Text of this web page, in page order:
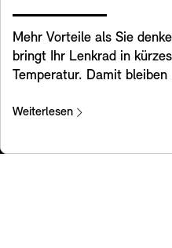
Mehr Vorteile als Sie
bringt Ihr Lenkrad in
Temperatur. Damit
komfortabel unterwegs sind.
Weiterlesen